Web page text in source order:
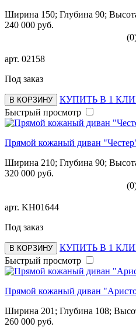
Ширина 150; Глубина 90;
240 000 руб.
арт. 02158
Под заказ
В КОРЗИНУ
КУПИТЬ В 1
Быстрый просмотр
Прямой кожаный диван
Ширина 210; Глубина 90;
320 000 руб.
арт. KH01644
Под заказ
В КОРЗИНУ
КУПИТЬ В 1
Быстрый просмотр
Прямой кожаный диван
Ширина 201; Глубина 108;
260 000 руб.